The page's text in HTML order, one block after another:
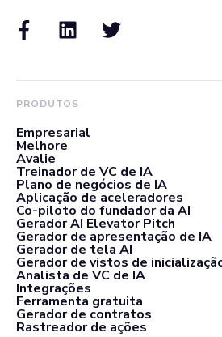
PRODUTOS
Empresarial
Melhore
Avalie
Treinador de VC de IA
Plano de negócios de IA
Aplicação de aceleradores
Co-piloto do fundador da AI
Gerador AI Elevator Pitch
Gerador de apresentação de IA
Gerador de tela AI
Gerador de vistos de
Analista de VC de IA
Integrações
Ferramenta gratuita
Gerador de contratos
Rastreador de ações